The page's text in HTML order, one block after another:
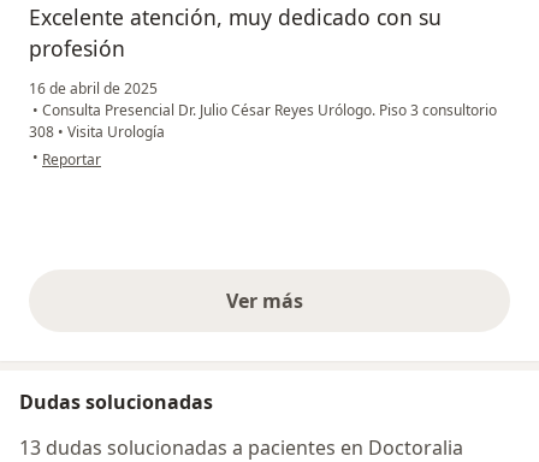
Excelente atención, muy dedicado con su
profesión
16 de abril de 2025
• Consulta Presencial Dr. Julio César Reyes Urólogo. Piso 3 consultorio
308 • Visita Urología
• en opinión del usuario Ingri Julieth Castañeda Garzón
Reportar
Ver másopiniones anteriores
Dudas solucionadas
13 dudas solucionadas a pacientes en Doctoralia